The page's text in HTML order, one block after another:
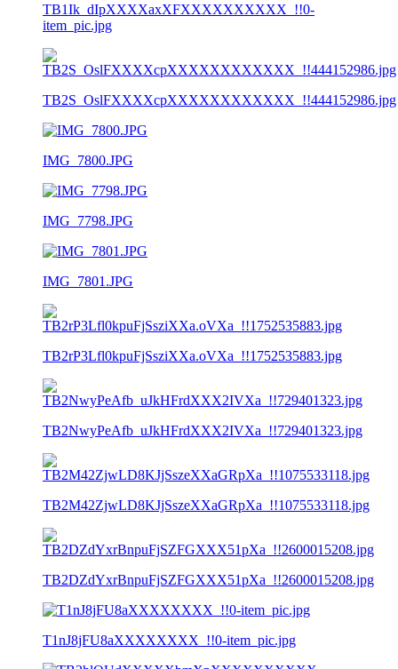
TB1Ik_dIpXXXXaxXFXXXXXXXXXX_!!0-
item_pic.jpg
TB2S_OslFXXXXcpXXXXXXXXXXXX_!!444152986.jpg
IMG_7800.JPG
IMG_7798.JPG
IMG_7801.JPG
TB2rP3Lfl0kpuFjSsziXXa.oVXa_!!1752535883.jpg
TB2NwyPeAfb_uJkHFrdXXX2IVXa_!!729401323.jpg
TB2M42ZjwLD8KJjSszeXXaGRpXa_!!1075533118.jpg
TB2DZdYxrBnpuFjSZFGXXX51pXa_!!2600015208.jpg
T1nJ8jFU8aXXXXXXXX_!!0-item_pic.jpg